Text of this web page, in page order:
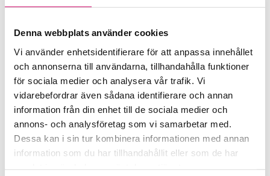
Denna webbplats använder cookies
Vi använder enhetsidentifierare för att anpassa innehållet
och annonserna till användarna, tillhandahålla funktioner
för sociala medier och analysera vår trafik. Vi
vidarebefordrar även sådana identifierare och annan
information från din enhet till de sociala medier och
annons- och analysföretag som vi samarbetar med.
Dessa kan i sin tur kombinera informationen med annan
information som du har tillhandahållit eller som de har
Rådgivning i redovisningsbranschen
Srf Uttalanden och vägledningar
Viktiga dagar till din kalender
Kalendarium